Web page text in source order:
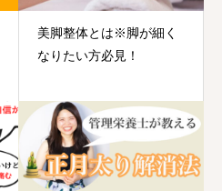
美脚整体とは※脚が細く
なりたい方必見！